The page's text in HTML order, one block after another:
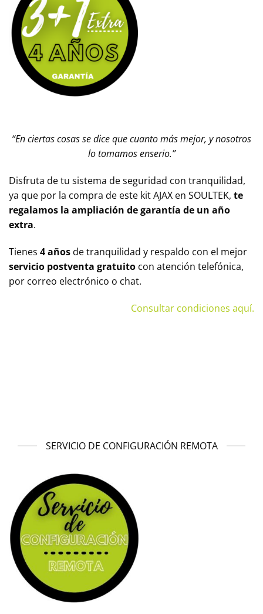
“En ciertas cosas se dice que cuanto más mejor, y nosotros
lo tomamos enserio.”
Disfruta de tu sistema de seguridad con tranquilidad,
ya que por la compra de este kit AJAX en SOULTEK, te
regalamos la ampliación degarantía de un año
extra.
Tienes 4 añosde tranquilidad y respaldo con el mejor
servicio postventa gratuito con atención telefónica,
por correo electrónico o chat.
Consultar condiciones aquí.
SERVICIO DE CONFIGURACIÓN REMOTA